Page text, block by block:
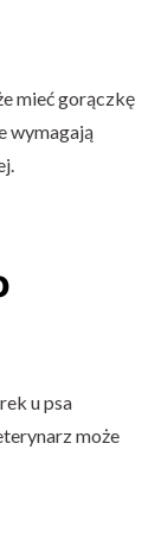
mieć gorączkę
wymagają
u psa
może